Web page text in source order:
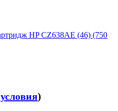
HP CZ638AE (46) (750
условия)